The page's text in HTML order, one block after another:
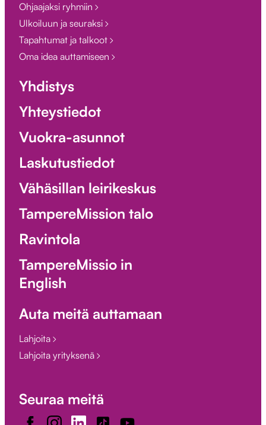
Ohjaajaksi ryhmiin
Ulkoiluun ja seuraksi
Tapahtumat ja talkoot
Oma idea auttamiseen
Yhdistys
Yhteystiedot
Vuokra-asunnot
Laskutustiedot
Vähäsillan leirikeskus
TampereMission talo
Ravintola
TampereMissio in
English
Auta meitä auttamaan
Lahjoita
Lahjoita yrityksenä
Seuraa meitä